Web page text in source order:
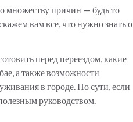
множеству причин — будь то
вам все, что нужно знать о
перед переездом, какие
а также возможности
в городе. По сути, если
руководством.